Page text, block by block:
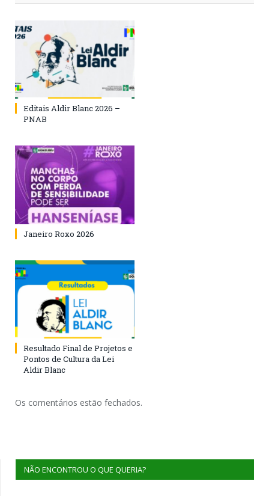
Editais Aldir Blanc 2026 –
PNAB
Janeiro Roxo 2026
Resultado Final de Projetos e
Pontos de Cultura da Lei
Aldir Blanc
Os comentários estão fechados.
NÃO ENCONTROU O QUE QUERIA?